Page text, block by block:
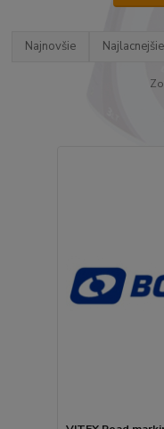
Najnovšie Najlacnejšie